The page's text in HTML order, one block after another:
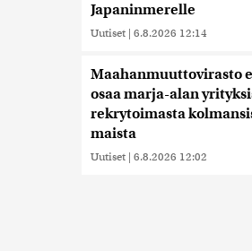
Japaninmerelle
Uutiset | 6.8.2026 12:14
Maahanmuuttovirasto
osaa marja-alan
rekrytoimasta
maista
Uutiset | 6.8.2026 12:02